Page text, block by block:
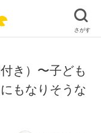
き）〜子ども
もなりそうな